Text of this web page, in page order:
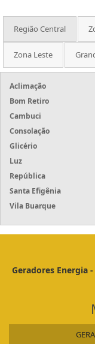
Região Central
Zona Leste
Aclimação
Bom Retiro
Cambuci
Consolação
Glicério
Luz
República
Santa Efigênia
Vila Buarque
Geradores Energia